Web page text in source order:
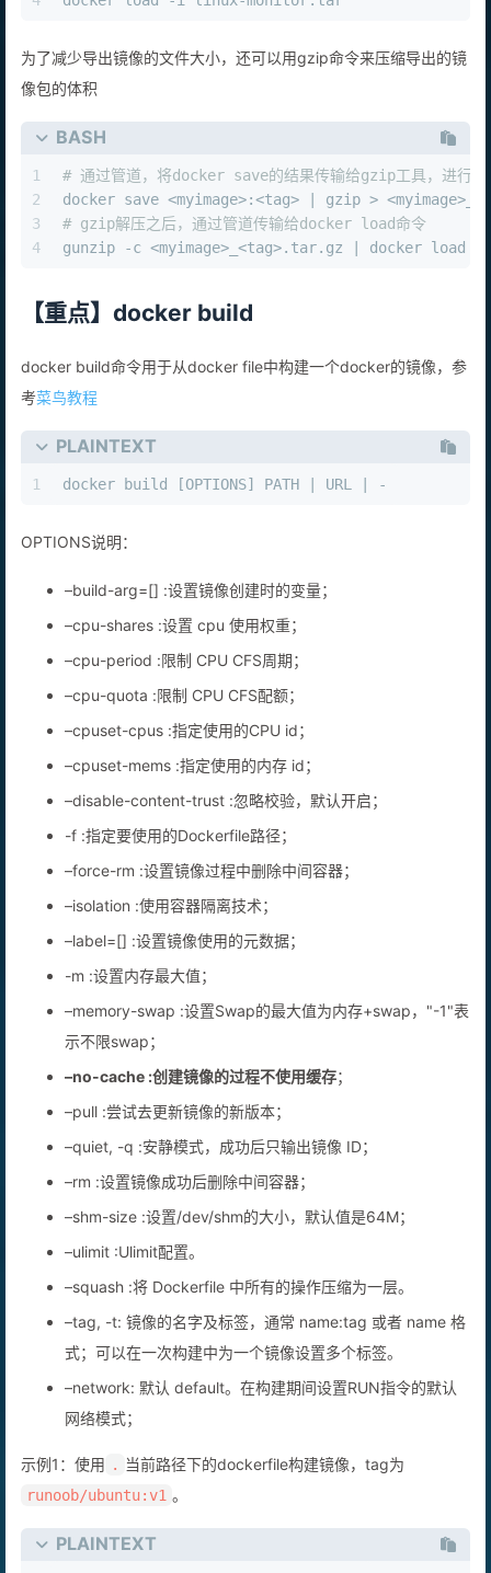
为了减少导出镜像的文件大小，还可以用gzip命令来压缩导出的镜
像包的体积
BASH
1
2
3
4
# 通过管道，将docker save的结果传输给gzip工具，进行压
docker save <myimage>:<tag> | gzip >
# gzip解压之后，通过管道传输给docker load命令
gunzip -c <myimage>_<tag>.tar.gz | docker load
【重点】docker build
docker build命令用于从docker file中构建一个docker的镜像，参
考菜鸟教程
PLAINTEXT
1 docker build [OPTIONS] PATH | URL | -
OPTIONS说明：
–build-arg=[] :设置镜像创建时的变量；
–cpu-shares :设置 cpu 使用权重；
–cpu-period :限制 CPU CFS周期；
–cpu-quota :限制 CPU CFS配额；
–cpuset-cpus :指定使用的CPU id；
–cpuset-mems :指定使用的内存 id；
–disable-content-trust :忽略校验，默认开启；
-f :指定要使用的Dockerfile路径；
–force-rm :设置镜像过程中删除中间容器；
–isolation :使用容器隔离技术；
–label=[] :设置镜像使用的元数据；
-m :设置内存最大值；
–memory-swap :设置Swap的最大值为内存+swap，"-1"表
示不限swap；
–no-cache :创建镜像的过程不使用缓存；
–pull :尝试去更新镜像的新版本；
–quiet, -q :安静模式，成功后只输出镜像 ID；
–rm :设置镜像成功后删除中间容器；
–shm-size :设置/dev/shm的大小，默认值是64M；
–ulimit :Ulimit配置。
–squash :将 Dockerfile 中所有的操作压缩为一层。
–tag, -t: 镜像的名字及标签，通常 name:tag 或者 name 格
式；可以在一次构建中为一个镜像设置多个标签。
–network: 默认 default。在构建期间设置RUN指令的默认
网络模式；
示例1：使用 . 当前路径下的dockerfile构建镜像，tag为
runoob/ubuntu:v1 。
PLAINTEXT